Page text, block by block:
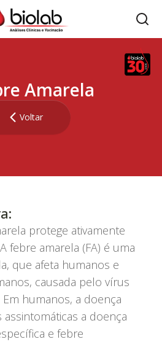
Amarela
Voltar
protege ativamente
febre amarela (FA) é uma
que afeta humanos e
causada pelo vírus
humanos, a doença
assintomáticas a doença
e febre